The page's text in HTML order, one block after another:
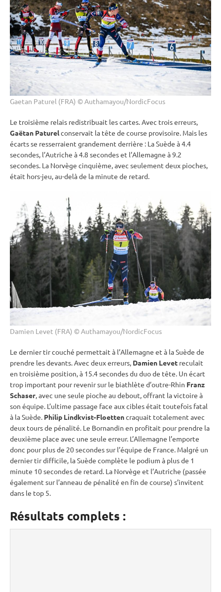
Gaetan Paturel (FRA) © Authamayou/NordicFocus
Le troisième relais redistribuait les cartes. Avec trois erreurs,
Gaëtan Paturelconservait la tête de course provisoire. Mais les
écarts se resserraient grandement derrière : La Suède à 4.4
secondes, l’Autriche à 4.8 secondes et l’Allemagne à 9.2
secondes. La Norvège cinquième, avec seulement deux pioches,
était hors-jeu, au-delà de la minute de retard.
Damien Levet (FRA) © Authamayou/NordicFocus
Le dernier tircouché permettait à l’Allemagne et à la Suède de
prendre les devants. Avec deux erreurs, Damien Levet reculait
en troisième position, à 15.4 secondes du duo de tête. Un écart
trop important pour revenir sur le biathlète d’outre-Rhin Franz
Schaser, avec une seule pioche au debout, offrant la victoire à
son équipe. L’ultime passage face aux cibles était toutefois fatal
à la Suède. Philip Lindkvist-Floettencraquait totalement avec
deux tours de pénalité. Le Bornandin en profitait pour prendre la
deuxième place avec une seule erreur. L’Allemagne l’emporte
donc pour plus de 20 secondes sur l’équipe de France. Malgré un
dernier tir difficile, la Suède complète le podium à plus de 1
minute 10 secondes de retard. La Norvège et l’Autriche (passée
également sur l’anneau de pénalité en fin de course) s’invitent
dans le top 5.
Résultats complets :